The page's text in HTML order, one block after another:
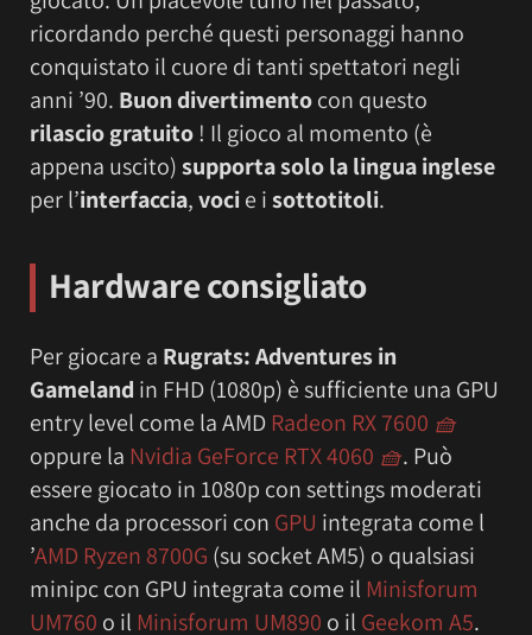
ricordando perché questi personaggi hanno
conquistato il cuore di tanti spettatori negli
anni ’90. Buon divertimentocon questo
rilascio gratuito! Il gioco al momento (è
appena uscito)supporta solo la lingua inglese
per l’interfaccia,vocie isottotitoli.
Hardware consigliato
Per giocare a Rugrats: Adventures in
Gameland in FHD (1080p) è sufficiente una GPU
entry level come la AMD Radeon RX 7600 🧺
oppure la Nvidia GeForce RTX 4060 🧺. Può
essere giocato in 1080p con settings moderati
anche da processori con GPU integrata come l
’AMD Ryzen 8700G (su socket AM5) o qualsiasi
minipc con GPU integrata come il Minisforum
UM760 o il Minisforum UM890 o il Geekom A5.